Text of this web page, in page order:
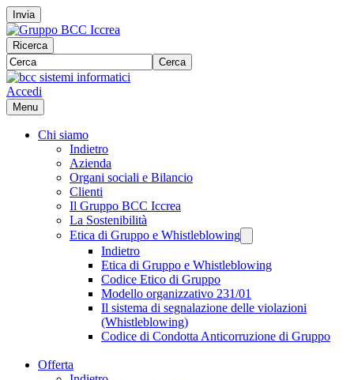
Invia
Ricerca
Cerca
Accedi
Menu
Chi siamo
Indietro
Azienda
Organi sociali e Bilancio
Clienti
Il Gruppo BCC Iccrea
La Sostenibilità
Etica di Gruppo e Whistleblowing
Indietro
Etica di Gruppo e Whistleblowing
Codice Etico di Gruppo
Modello organizzativo 231/01
Il sistema di segnalazione delle violazioni
(Whistleblowing)
Codice di Condotta Anticorruzione di Gruppo
Offerta